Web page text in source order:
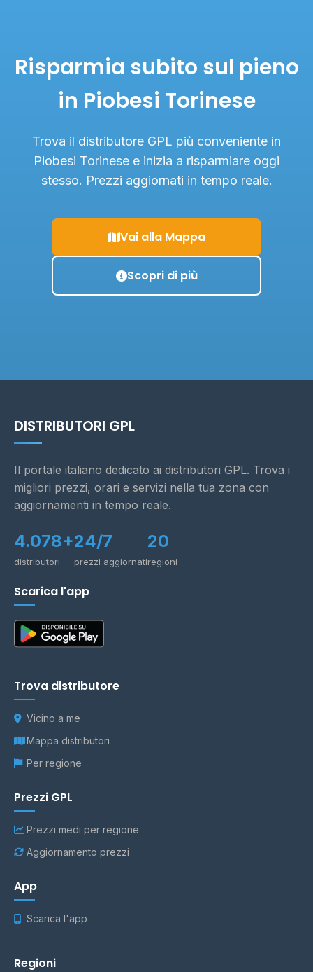
Risparmia subito sul pieno
in Piobesi Torinese
Trova il distributore GPL più conveniente in
Piobesi Torinese e inizia a risparmiare oggi
stesso. Prezzi aggiornati in tempo reale.
Vai alla Mappa
Scopri di più
DISTRIBUTORI GPL
Il portale italiano dedicato ai distributori GPL. Trova i
migliori prezzi, orari e servizi nella tua zona con
aggiornamenti in tempo reale.
4.078+
distributori
24/7
prezzi aggiornati
20
regioni
Scarica l'app
Trova distributore
Vicino a me
Mappa distributori
Per regione
Prezzi GPL
Prezzi medi per regione
Aggiornamento prezzi
App
Scarica l'app
Regioni